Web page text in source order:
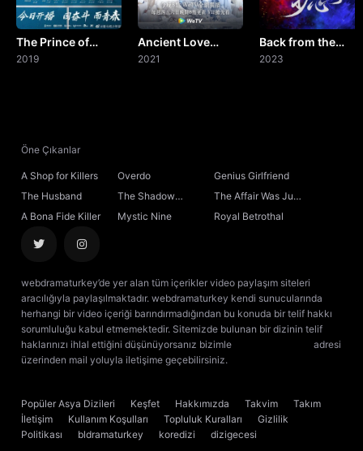
19. Bölüm
20. Bölüm
23. Bölüm
24. Bölüm
26. Bölüm
27. Bölüm
29. Bölüm
The Prince of
Tennis
2019
Ancient Love
Poetry
2021
Back from the
Brink
2023
Öne Çıkanlar
A Shop for Killers Overdo
Genius Girlfriend
The Husband
The Shadow
Sovereign
The Affair Was Just
the Beginning
A Bona Fide Killer Mystic Nine Royal Betrothal
webdramaturkey’de yer alan tüm içerikler video paylaşım siteleri
aracılığıyla paylaşılmaktadır. webdramaturkey kendi sunucularında
herhangi bir video içeriği barındırmadığından bu konuda bir telif hakkı
sorumluluğu kabul etmemektedir. Sitemizde bulunan bir dizinin telif
haklarınızı ihlal ettiğini düşünüyorsanız bizimle
adresi
üzerinden mail yoluyla iletişime geçebilirsiniz.
Popüler Asya Dizileri Keşfet Hakkımızda Takvim
Takım
İletişim
Kullanım Koşulları Topluluk Kuralları
Gizlilik
Politikası
bldramaturkey koredizi
dizigecesi